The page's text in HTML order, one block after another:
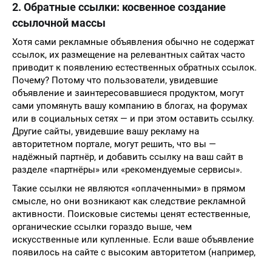
2. Обратные ссылки: косвенное создание
ссылочной массы
Хотя сами рекламные объявления обычно не содержат
ссылок, их размещение на релевантных сайтах часто
приводит к появлению естественных обратных ссылок.
Почему? Потому что пользователи, увидевшие
объявление и заинтересовавшиеся продуктом, могут
сами упомянуть вашу компанию в блогах, на форумах
или в социальных сетях — и при этом оставить ссылку.
Другие сайты, увидевшие вашу рекламу на
авторитетном портале, могут решить, что вы —
надёжный партнёр, и добавить ссылку на ваш сайт в
разделе «партнёры» или «рекомендуемые сервисы».
Такие ссылки не являются «оплаченными» в прямом
смысле, но они возникают как следствие рекламной
активности. Поисковые системы ценят естественные,
органические ссылки гораздо выше, чем
искусственные или купленные. Если ваше объявление
появилось на сайте с высоким авторитетом (например,